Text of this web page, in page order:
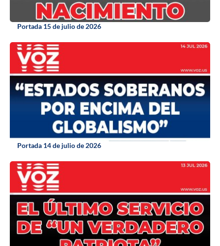
Portada 15 de julio de 2026
Portada 14 de julio de 2026